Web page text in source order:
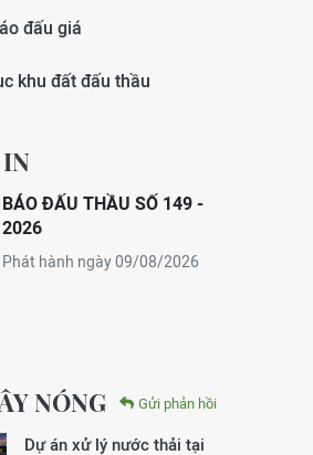
đấu giá
khu đất đấu thầu
IN
BÁO ĐẤU THẦU SỐ 149 -
2026
Phát hành ngày 09/08/2026
NÓNG Gửi phản hồi
Dự án xử lý nước thải tại